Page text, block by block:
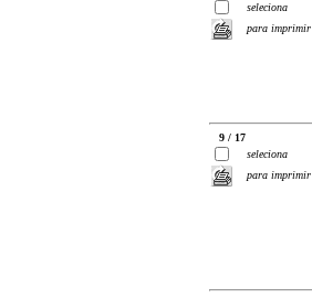
seleciona
para imprimir
9 / 17
seleciona
para imprimir